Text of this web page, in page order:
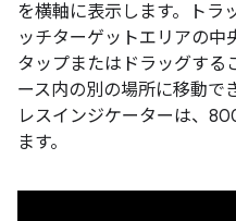
を横軸に表示します。トラ
ッチターゲットエリアの中
タップまたはドラッグする
ース内の別の場所に移動で
レスインジケーターは、
ます。